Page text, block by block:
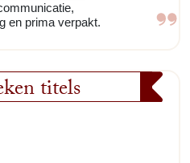
en prima verpakt.
titels